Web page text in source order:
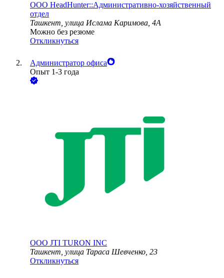
ООО HeadHunter::Административно-хозяйственный
отдел
Ташкент, улица Ислама Каримова, 4А
Можно без резюме
Откликнуться
Администратор офиса
Опыт 1-3 года
ООО JTI TURON INC
Ташкент, улица Тараса Шевченко, 23
Откликнуться